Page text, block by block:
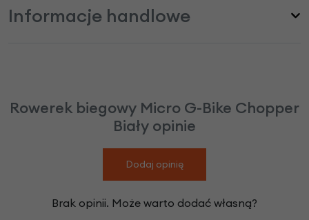
Informacje handlowe
Rowerek biegowy Micro G-Bike Chopper
Biały opinie
Dodaj opinię
Brak opinii. Może warto dodać własną?